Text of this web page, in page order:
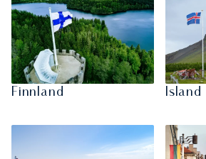
Finnland Island